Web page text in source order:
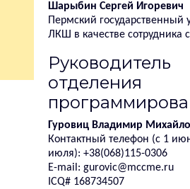
Шарыбин Сергей Игоревич
Пермский государственный
ЛКШ в качестве сотрудника
Руководитель
отделения
Гуровиц Владимир
Контактный телефон (с 1
июля): +38(068)115-0306
E-mail: gurovic@mccme.ru
ICQ# 168734507